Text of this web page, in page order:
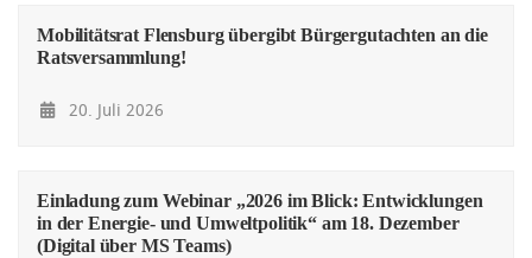
Mobilitätsrat Flensburg übergibt Bürgergutachten an die
Ratsversammlung!
20. Juli 2026
Einladung zum Webinar „2026 im Blick: Entwicklungen
in der Energie- und Umweltpolitik“ am 18. Dezember
(Digital über MS Teams)